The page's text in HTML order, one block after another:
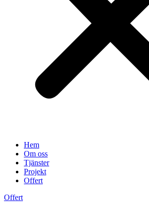
Hem
Om oss
Tjänster
Projekt
Offert
Offert